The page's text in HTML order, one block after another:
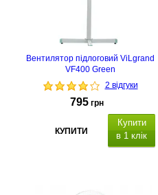
Вентилятор підлоговий ViLgrand
VF400 Green
2 відгуки
795 грн
КУПИТИ
Купити
в 1 клік